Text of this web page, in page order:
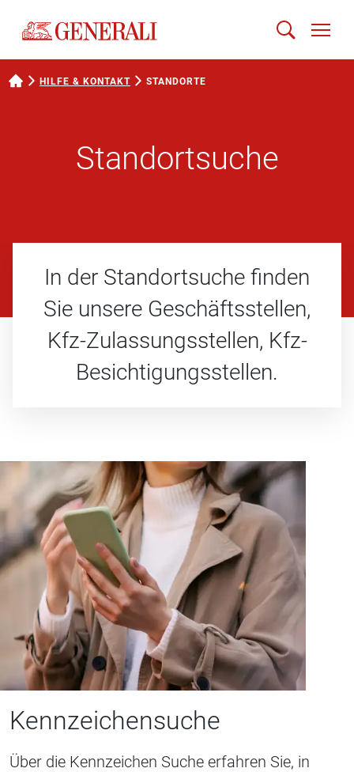
HILFE & KONTAKT STANDORTE
Standortsuche
In der Standortsuche finden
Sie unsere Geschäfts­stellen,
Kfz-Zulassungs­stellen, Kfz-
Besichtigungs­stellen.
Kennzeichensuche
Über die Kennzeichen Suche erfahren Sie, in